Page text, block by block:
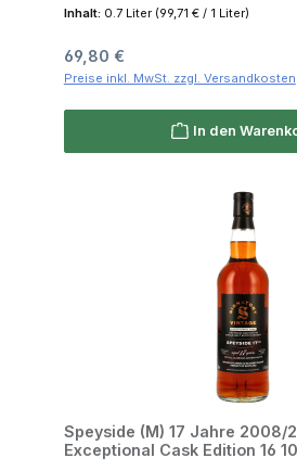
Inhalt: 0.7 Liter (99,71 € / 1 Liter)
Regulärer Preis:
69,80 €
Preise inkl. MwSt. zzgl. Versandkosten
In den
Speyside (M) 17 Jahre 2008/
Exceptional Cask Edition 16